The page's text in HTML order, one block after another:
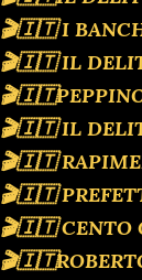
🎬🇮🇹 I
🎬🇮🇹 IL
🎬🇮🇹 IL
🎬🇮🇹
🎬🇮🇹
🎬🇮🇹 CENTO